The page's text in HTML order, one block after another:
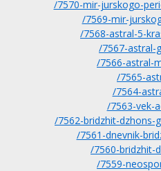
/7570-mir-jurskogo-
/7569-mir-
/7568-astral-5-
/7567-astral-
/7566-astral-
/7565-
/7564-
/7563-vek-
/7562-bridzhit-dzhons-
/7561-dnevnik-
/7560-bridzhit-
/7559-